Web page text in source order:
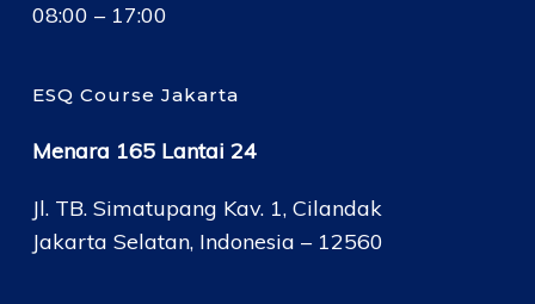
08:00 – 17:00
ESQ Course Jakarta
Menara 165 Lantai 24
Jl. TB. Simatupang Kav. 1, Cilandak
Jakarta Selatan, Indonesia – 12560